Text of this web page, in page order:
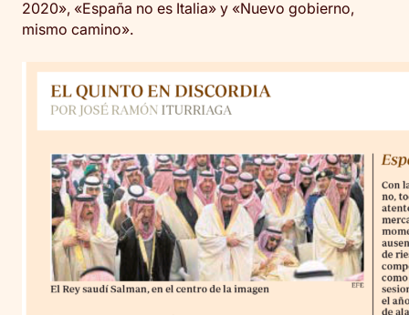
2020», «España no es Italia» y «Nuevo gobierno,
mismo camino».